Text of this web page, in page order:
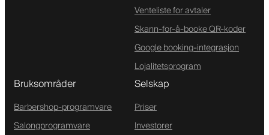
Venteliste for avtaler
Skann-for-å-booke QR-koder
Google booking-integrasjon
Lojalitetsprogram
Bruksområder
Barbershop-programvare
Salongprogramvare
Selskap
Priser
Investorer